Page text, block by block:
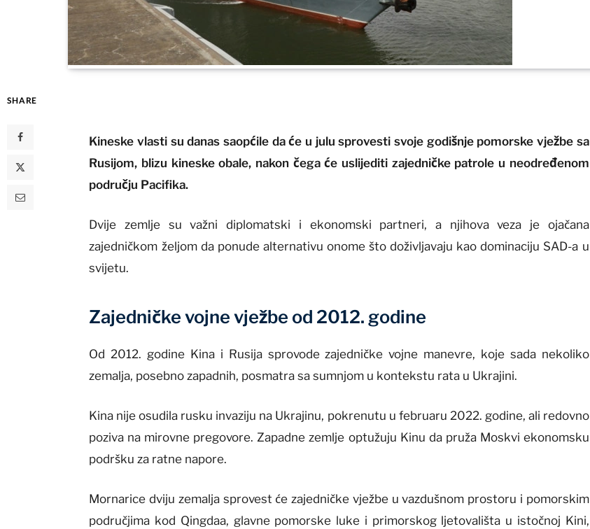
SHARE
Kineske vlasti su danas saopćile da će u julu sprovesti svoje godišnje pomorske vježbe sa
Rusijom, blizu kineske obale, nakon čega će uslijediti zajedničke patrole u neodređenom
području Pacifika.
Dvije zemlje su važni diplomatski i ekonomski partneri, a njihova veza je ojačana
zajedničkom željom da ponude alternativu onome što doživljavaju kao dominaciju SAD-a u
svijetu.
Zajedničke vojne vježbe od 2012. godine
Od 2012. godine Kina i Rusija sprovode zajedničke vojne manevre, koje sada nekoliko
zemalja, posebno zapadnih, posmatra sa sumnjom u kontekstu rata u Ukrajini.
Kina nije osudila rusku invaziju na Ukrajinu, pokrenutu u februaru 2022. godine, ali redovno
poziva na mirovne pregovore. Zapadne zemlje optužuju Kinu da pruža Moskvi ekonomsku
podršku za ratne napore.
Mornarice dviju zemalja sprovest će zajedničke vježbe u vazdušnom prostoru i pomorskim
područjima kod Qingdaa, glavne pomorske luke i primorskog ljetovališta u istočnoj Kini,